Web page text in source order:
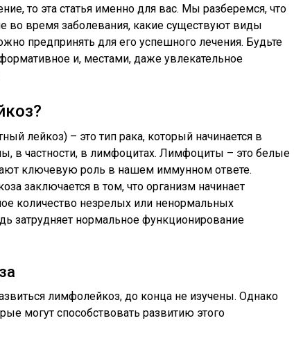
то эта статья именно для вас. Мы разберемся, что
во время заболевания, какие существуют виды
предпринять для его успешного лечения. Будьте
и, местами, даже увлекательное
лейкоз) – это тип рака, который начинается в
в частности, в лимфоцитах. Лимфоциты – это белые
ключевую роль в нашем иммунном ответе.
заключается в том, что организм начинает
количество незрелых или ненормальных
затрудняет нормальное функционирование
лимфолейкоз, до конца не изучены. Однако
могут способствовать развитию этого